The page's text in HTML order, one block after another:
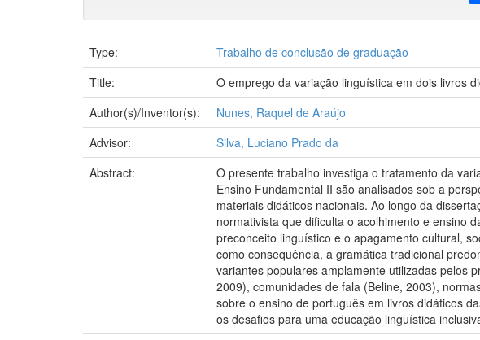
Type:
Trabalho de conclusão de graduação
Title:
O emprego da variação linguística em dois livros
Author(s)/Inventor(s):
Nunes, Raquel de Araújo
Advisor:
Silva, Luciano Prado da
Abstract:
O presente trabalho investiga o tratamento da
Ensino Fundamental II são analisados sob a
materiais didáticos nacionais. Ao longo da
normativista que dificulta o acolhimento e ensino
preconceito linguístico e o apagamento cultural,
como consequência, a gramática tradicional
variantes populares amplamente utilizadas pelos
2009), comunidades de fala (Beline, 2003),
sobre o ensino de português em livros didáticos
os desafios para uma educação linguística